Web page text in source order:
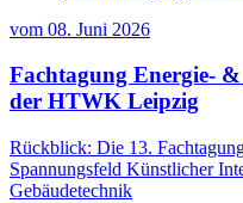
vom 08. Juni 2026
Fachtagung Energie-
der HTWK Leipzig
Rückblick: Die 13.
Spannungsfeld Künstlicher
Gebäudetechnik